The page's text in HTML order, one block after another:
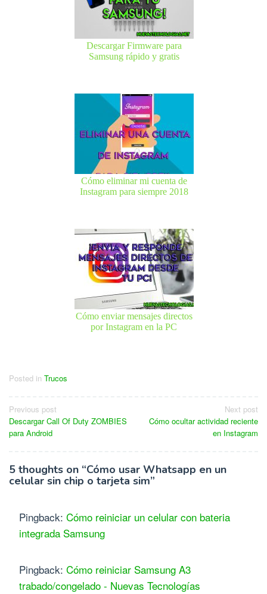
Descargar Firmware para
Samsung rápido y gratis
Cómo eliminar mi cuenta de
Instagram para siempre 2018
Cómo enviar mensajes directos
por Instagram en la PC
Posted in Trucos
Navegación
de
entradas
Previous post
Descargar Call Of Duty ZOMBIES
para Android
Next post
Cómo ocultar actividad reciente
en Instagram
5 thoughts on “Cómo usar Whatsapp en un
celular sin chip o tarjeta sim”
Pingback: Cómo reiniciar un celular con bateria
integrada Samsung
Pingback: Cómo reiniciar Samsung A3
trabado/congelado - Nuevas Tecnologías